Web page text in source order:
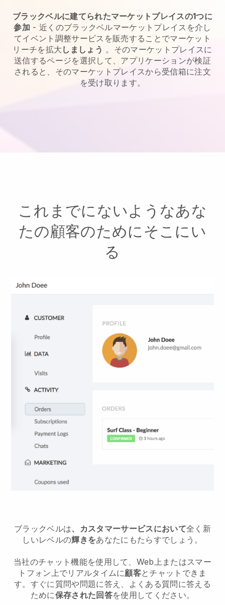
ブラックベルに建てられたマーケットプレイスの1つに
参加 - 近くのブラックベルマーケットプレイスを介し
てイベント調整サービスを販売することでマーケット
リーチを拡大 しましょう 。そのマーケットプレイスに
送信するページを選択して、アプリケーションが検証
されると、そのマーケットプレイスから受信箱に注文
を受け取ります。
これまでにないようなあな
たの顧客のためにそこにい
る
ブラックベルは、カスタマーサービスにおいて全く新
しいレベルの輝きをあなたにもたらすでしょう。
当社のチャット機能を使用して、Web上またはスマー
トフォン上でリアルタイムに顧客とチャットできま
す。すぐに質問や問題に答え、よくある質問に答える
ために保存された回答を使用してください。